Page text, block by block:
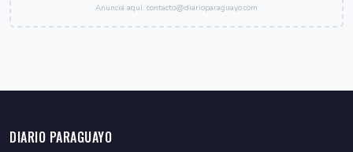
Anunciá aquí: contacto@diarioparaguayo.com
DIARIO PARAGUAYO